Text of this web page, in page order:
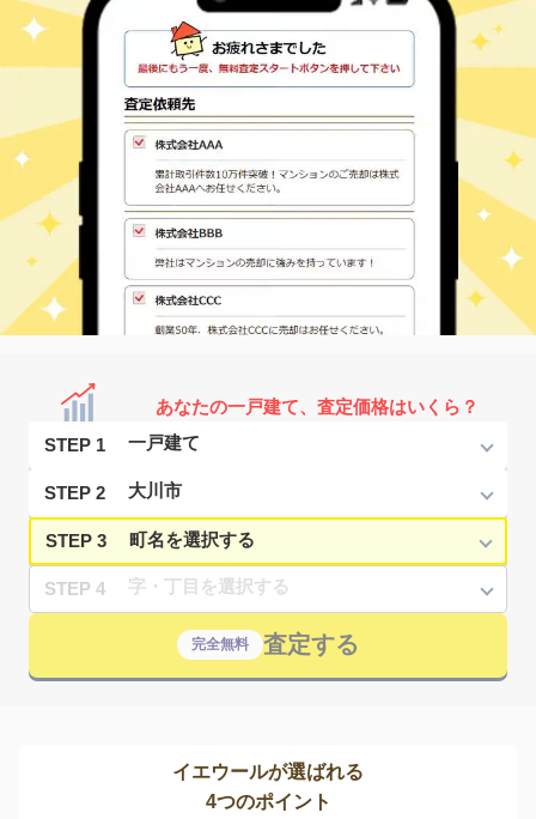
あなたの一戸建て、査定価格はいくら？
STEP 1
STEP 2
STEP 3
STEP 4
完全無料 査定する
イエウールが選ばれる
4つのポイント